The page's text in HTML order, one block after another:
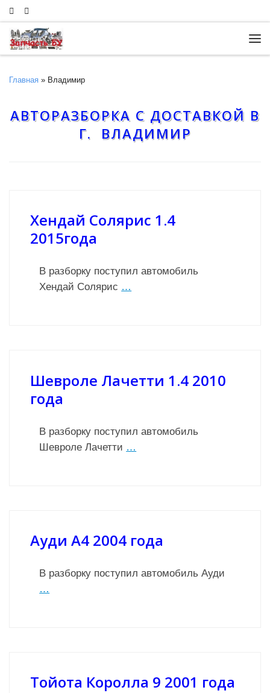
Skip to content
Главная » Владимир
АВТОРАЗБОРКА С ДОСТАВКОЙ В
Г. ВЛАДИМИР
Хендай Солярис 1.4
2015года
В разборку поступил автомобиль
Хендай Солярис …
Шевроле Лачетти 1.4 2010
года
В разборку поступил автомобиль
Шевроле Лачетти …
Ауди А4 2004 года
В разборку поступил автомобиль Ауди
…
Тойота Королла 9 2001 года